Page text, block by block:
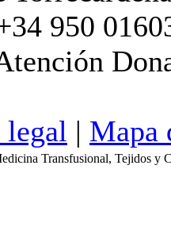
950
| Mapa
Transfusional, Tejidos y